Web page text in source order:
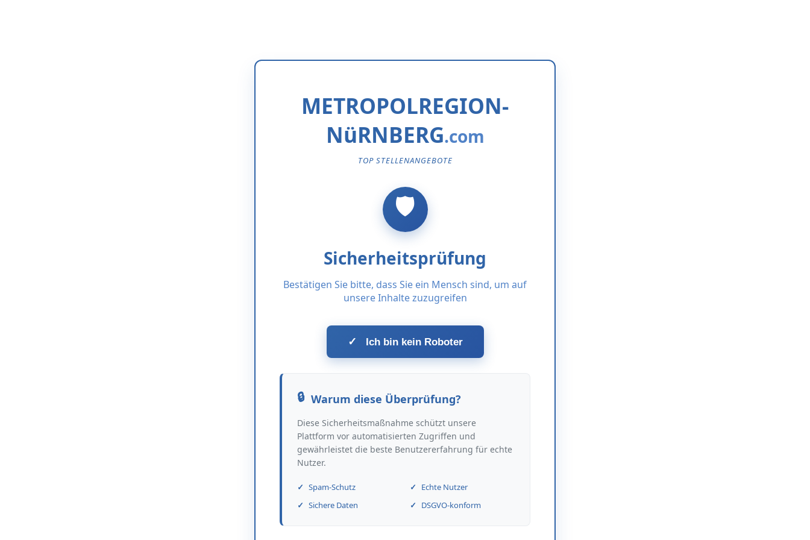
METROPOLREGION-
NüRNBERG
TOP STELLENANGEBOTE
Sicherheitsprüfung
Bestätigen Sie bitte, dass Sie ein Mensch sind, um auf
unsere Inhalte zuzugreifen
✓ Ich bin kein Roboter
Warum diese Überprüfung?
Diese Sicherheitsmaßnahme schützt unsere
Plattform vor automatisierten Zugriffen und
gewährleistet die beste Benutzererfahrung für echte
Nutzer.
Spam-Schutz
Echte Nutzer
Sichere Daten
DSGVO-konform